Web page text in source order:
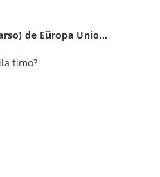
de Eŭropa Unio…
timo?